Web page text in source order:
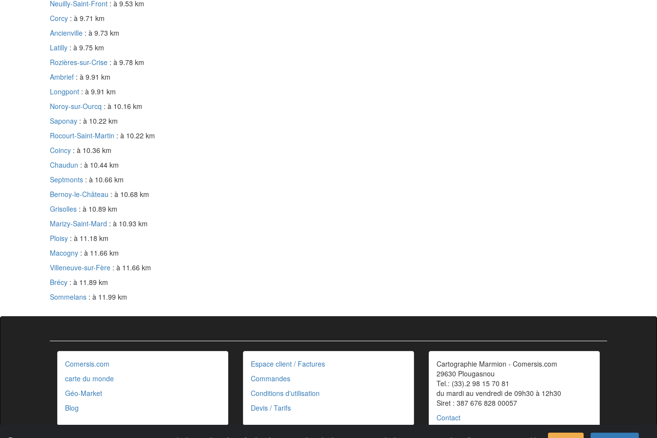
Neuilly-Saint-Front : à 9.53 km
Corcy : à 9.71 km
Ancienville : à 9.73 km
Latilly : à 9.75 km
Rozières-sur-Crise : à 9.78 km
Ambrief : à 9.91 km
Longpont : à 9.91 km
Noroy-sur-Ourcq : à 10.16 km
Saponay : à 10.22 km
Rocourt-Saint-Martin : à 10.22 km
Coincy : à 10.36 km
Chaudun : à 10.44 km
Septmonts : à 10.66 km
Bernoy-le-Château : à 10.68 km
Grisolles : à 10.89 km
Marizy-Saint-Mard : à 10.93 km
Ploisy : à 11.18 km
Macogny : à 11.66 km
Villeneuve-sur-Fère : à 11.66 km
Brécy : à 11.89 km
Sommelans : à 11.99 km
Comersis.com
carte du monde
Géo-Market
Blog
Espace client / Factures
Commandes
Conditions d'utilisation
Devis / Tarifs
Cartographie Marmion - Comersis.com
29630 Plougasnou
Tel.: (33).2 98 15 70 81
du mardi au vendredi de 09h30 à 12h30
Siret : 387 676 828 00057
Contact